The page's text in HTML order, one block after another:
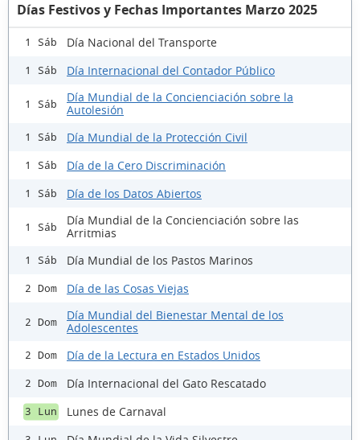
Días Festivos y Fechas Importantes Marzo 2025
1 Sáb Día Nacional del Transporte
1 Sáb Día Internacional del Contador Público
1 Sáb
Día Mundial de la Concienciación sobre la
Autolesión
1 Sáb Día Mundial de la Protección Civil
1 Sáb Día de la Cero Discriminación
1 Sáb Día de los Datos Abiertos
1 Sáb
Día Mundial de la Concienciación sobre las
Arritmias
1 Sáb Día Mundial de los Pastos Marinos
2 Dom Día de las Cosas Viejas
2 Dom
Día Mundial del Bienestar Mental de los
Adolescentes
2 Dom Día de la Lectura en Estados Unidos
2 Dom Día Internacional del Gato Rescatado
3 Lun Lunes de Carnaval